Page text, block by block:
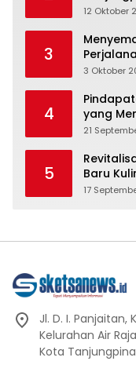
12 Oktober
3
Hati dan
3 Oktober
4
yang
21
5
Baru
17
Jl. D. I. Panjaitan,
Kelurahan Air
Kota